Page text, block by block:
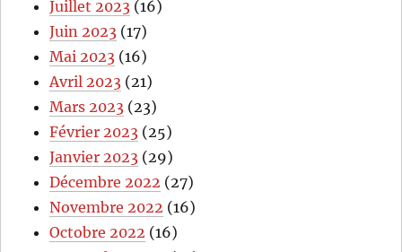
Juillet 2023 (16)
Juin 2023 (17)
Mai 2023 (16)
Avril 2023 (21)
Mars 2023 (23)
Février 2023 (25)
Janvier 2023 (29)
Décembre 2022 (27)
Novembre 2022 (16)
Octobre 2022 (16)